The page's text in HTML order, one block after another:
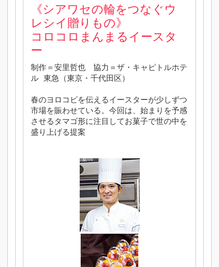
《シアワセの輪をつなぐウ
レシイ贈りもの》
コロコロまんまるイースタ
ー
制作＝安里哲也 協力＝ザ・キャピトルホテ
ル 東急（東京・千代田区）
春のヨロコビを伝えるイースターが少しずつ
市場を賑わせている。今回は、始まりを予感
させるタマゴ形に注目してお菓子で世の中を
盛り上げる提案